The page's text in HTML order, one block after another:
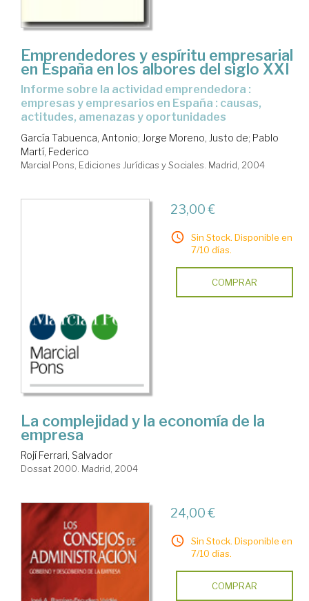
Emprendedores y espíritu empresarial
en España en los albores del siglo XXI
empresas y empresarios en España : causas,
actitudes, amenazas y oportunidades
García Tabuenca, Antonio; Jorge Moreno, Justo de; Pablo
Martí, Federico
Marcial Pons, Ediciones Jurídicas y Sociales. Madrid, 2004
23,00 €
Sin Stock. Disponible en
7/10 días.
COMPRAR
La complejidad y la economía de la
empresa
Rojí Ferrari, Salvador
Dossat 2000. Madrid, 2004
24,00 €
Sin Stock. Disponible en
7/10 días.
COMPRAR